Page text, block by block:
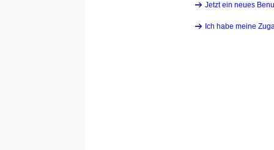
Jetzt ein neues
Ich habe meine